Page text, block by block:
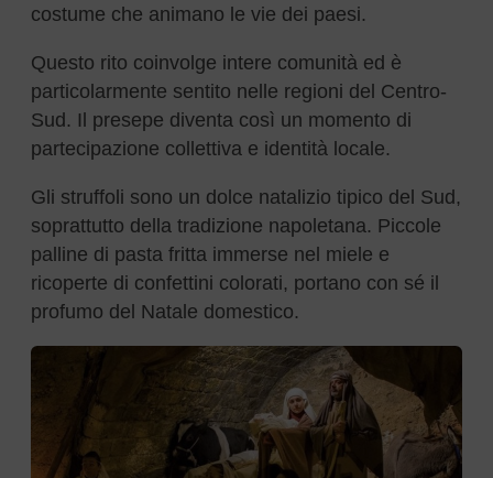
costume che animano le vie dei paesi.
Questo rito coinvolge intere comunità ed è
particolarmente sentito nelle regioni del Centro-
Sud. Il presepe diventa così un momento di
partecipazione collettiva e identità locale.
Gli struffoli sono un dolce natalizio tipico del Sud,
soprattutto della tradizione napoletana. Piccole
palline di pasta fritta immerse nel miele e
ricoperte di confettini colorati, portano con sé il
profumo del Natale domestico.